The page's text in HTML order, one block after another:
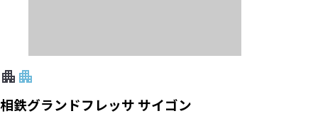
相鉄グランドフレッサ サイゴン